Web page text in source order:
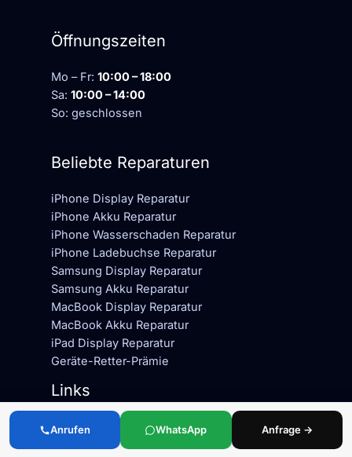
Öffnungszeiten
Mo – Fr: 10:00 – 18:00
Sa: 10:00 – 14:00
So: geschlossen
Beliebte Reparaturen
iPhone Display Reparatur
iPhone Akku Reparatur
iPhone Wasserschaden Reparatur
iPhone Ladebuchse Reparatur
Samsung Display Reparatur
Samsung Akku Reparatur
MacBook Display Reparatur
MacBook Akku Reparatur
iPad Display Reparatur
Geräte-Retter-Prämie
Links
Impressum
Datenschutzerklärung
Anrufen WhatsApp Anfrage →